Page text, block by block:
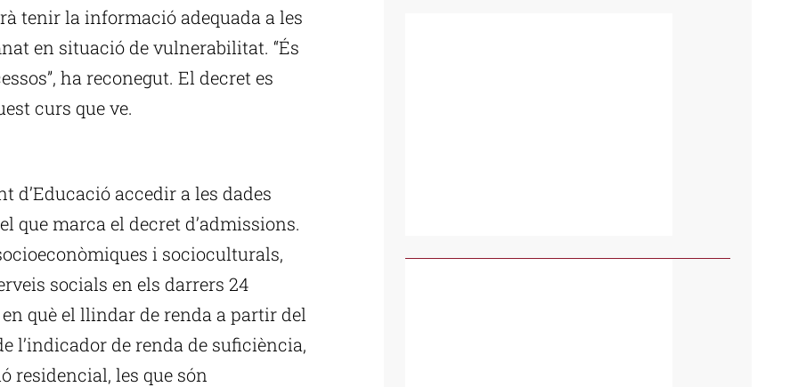
tenir la informació adequada a les
en situació de vulnerabilitat. “És
ha reconegut. El decret es
curs que ve.
d’Educació accedir a les dades
que marca el decret d’admissions.
i socioculturals,
socials en els darrers 24
què el llindar de renda a partir del
l’indicador de renda de suficiència,
residencial, les que són